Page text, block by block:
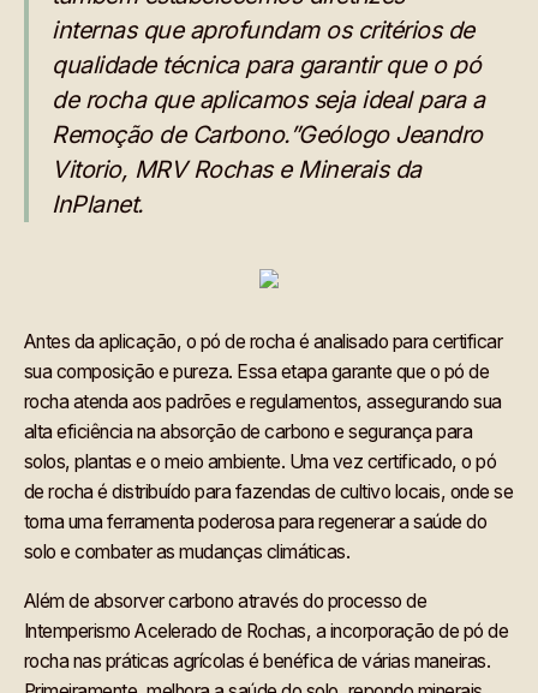
internas que aprofundam os critérios de
qualidade técnica para garantir que o pó
de rocha que aplicamos seja ideal para a
Remoção de Carbono.”Geólogo Jeandro
Vitorio, MRV Rochas e Minerais da
InPlanet.
Antes da aplicação, o pó de rocha é analisado para certificar
sua composição e pureza. Essa etapa garante que o pó de
rocha atenda aos padrões e regulamentos, assegurando sua
alta eficiência na absorção de carbono e segurança para
solos, plantas e o meio ambiente. Uma vez certificado, o pó
de rocha é distribuído para fazendas de cultivo locais, onde se
torna uma ferramenta poderosa para regenerar a saúde do
solo e combater as mudanças climáticas.
Além de absorver carbono através do processo de
Intemperismo Acelerado de Rochas, a incorporação de pó de
rocha nas práticas agrícolas é benéfica de várias maneiras.